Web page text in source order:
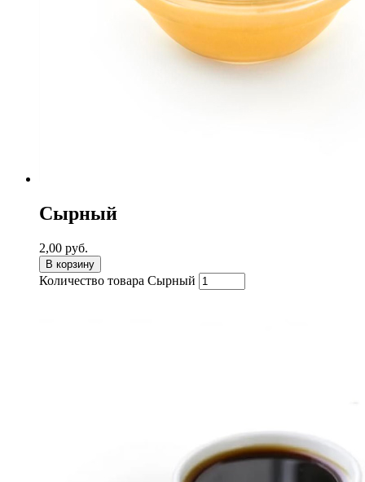
Сырный
2,00 руб.
В корзину
Количество товара Сырный